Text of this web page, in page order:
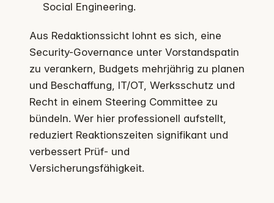
Social Engineering.
Aus Redaktionssicht lohnt es sich, eine
Security-Governance unter Vorstandspatin
zu verankern, Budgets mehrjährig zu planen
und Beschaffung, IT/OT, Werksschutz und
Recht in einem Steering Committee zu
bündeln. Wer hier professionell aufstellt,
reduziert Reaktionszeiten signifikant und
verbessert Prüf- und
Versicherungsfähigkeit.